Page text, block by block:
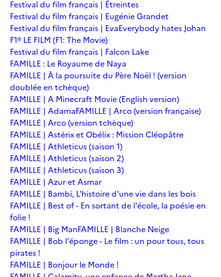
Festival du film français | Étreintes
Festival du film français | Eugénie Grandet
Festival du film français | EvaEverybody hates Johan
F1® LE FILM (F1: The Movie)
Festival du film français | Falcon Lake
FAMILLE : Le Royaume de Naya
FAMILLE | À la poursuite du Père Noël ! (version
doublée en tchèque)
FAMILLE | A Minecraft Movie (English version)
FAMILLE | AdamaFAMILLE | Arco (version française)
FAMILLE | Arco (version tchèque)
FAMILLE | Astérix et Obélix : Mission Cléopâtre
FAMILLE | Athleticus (saison 1)
FAMILLE | Athleticus (saison 2)
FAMILLE | Athleticus (saison 3)
FAMILLE | Azur et Asmar
FAMILLE | Bambi, L'histoire d'une vie dans les bois
FAMILLE | Best of - En sortant de l'école, la poésie en
folie !
FAMILLE | Big ManFAMILLE | Blanche Neige
FAMILLE | Bob l'éponge - Le film : un pour tous, tous
pirates !
FAMILLE | Bonjour le Monde !